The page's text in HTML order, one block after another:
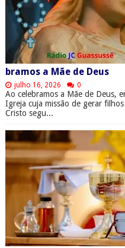
bramos a Mãe de Deus
julho 16, 2026 0
Ao celebramos a Mãe de Deus,
Igreja cuja missão de gerar
Cristo segu...